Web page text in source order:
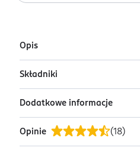
Opis
YOSKINE LONGEVITY KOJĄCY
TWARZY
YOSKINE LONGEVITY to
japońską sztuką
w codziennych rytuałach.
Składniki
Ingredients: : AQUA,
SACCHAROMYCES/XYLINUM/
INULIN, ALLANTOIN, LACTIC
HYDROLYZED CANDIDA
Dodatkowe informacje
PRZYGOTOWANIE I
Nasącz tonikiem wacik
Opinie (18)